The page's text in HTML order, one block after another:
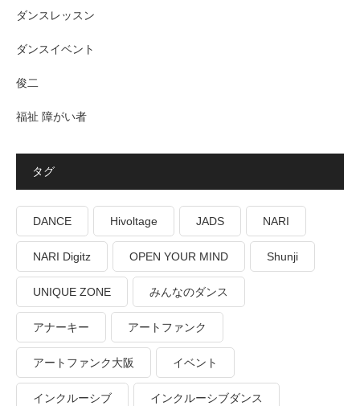
ダンスレッスン
ダンスイベント
俊二
福祉 障がい者
タグ
DANCE Hivoltage JADS NARI
NARI Digitz OPEN YOUR MIND Shunji
UNIQUE ZONE みんなのダンス
アナーキー アートファンク
アートファンク大阪 イベント
インクルーシブ インクルーシブダンス